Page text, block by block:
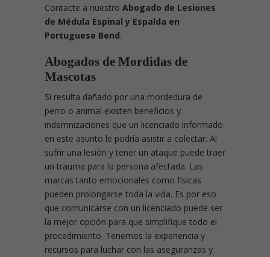
Contacte a nuestro Abogado de Lesiones
de Médula Espinal y Espalda en
Portuguese Bend.
Abogados de Mordidas de
Mascotas
Si resulta dañado por una mordedura de
perro o animal existen beneficios y
indemnizaciones que un licenciado informado
en este asunto le podría asistir a colectar. Al
sufrir una lesión y tener un ataque puede traer
un trauma para la persona afectada. Las
marcas tanto emocionales como físicas
pueden prolongarse toda la vida. Es por eso
que comunicarse con un licenciado puede ser
la mejor opción para que simplifique todo el
procedimiento. Tenemos la experiencia y
recursos para luchar con las aseguranzas y